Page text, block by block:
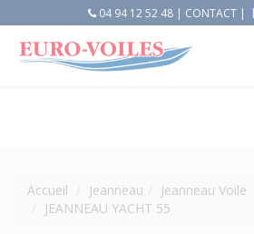
04 94 12 52 48| CONTACT|
Accueil Jeanneau
Jeanneau Voile
JEANNEAU YACHT 55